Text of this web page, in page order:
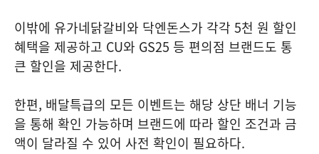
이밖에 유가네닭갈비와 닥엔돈스가 각각 5천 원 할인
혜택을 제공하고 CU와 GS25 등 편의점 브랜드도 통
큰 할인을 제공한다.
한편, 배달특급의 모든 이벤트는 해당 상단 배너 기능
을 통해 확인 가능하며 브랜드에 따라 할인 조건과 금
액이 달라질 수 있어 사전 확인이 필요하다.